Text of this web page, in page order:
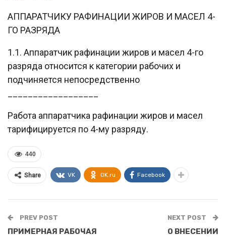
АППАРАТЧИКУ РАФИНАЦИИ ЖИРОВ И МАСЕЛ 4-
ГО РАЗРЯДА
1.1. Аппаратчик рафинации жиров и масел 4-го
разряда относится к категории рабочих и
подчиняется непосредственно
Работа аппаратчика рафинации жиров и масел
тарифицируется по 4-му разряду.
440
Share VK OK.ru Facebook
PREV POST
ПРИМЕРНАЯ РАБОЧАЯ
NEXT POST
О ВНЕСЕНИИ